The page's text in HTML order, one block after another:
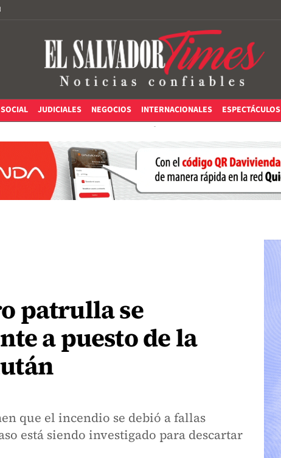
SOCIAL JUDICIALES NEGOCIOS INTERNACIONALES ESPECTÁCULOS
patrulla se
a puesto de la
que el incendio se debió a fallas
está siendo investigado para descartar